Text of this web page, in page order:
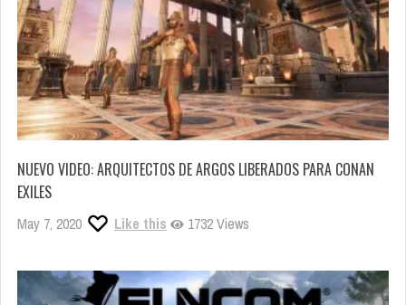
NUEVO VIDEO: ARQUITECTOS DE ARGOS LIBERADOS PARA CONAN
EXILES
May 7, 2020 Like this 1732 Views